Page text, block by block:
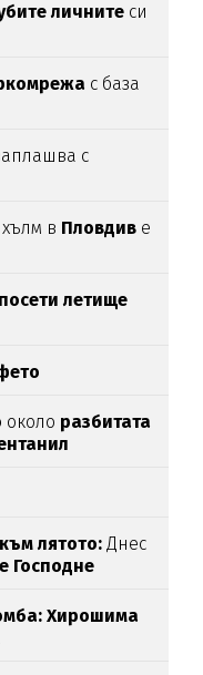
личните си
с база
с
в Пловдив е
посети летище
около разбитата
лятото:Днес
Господне
Хирошима